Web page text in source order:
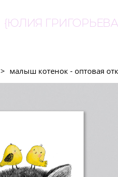
{ЮЛИЯ
> малыш котенок - оптовая